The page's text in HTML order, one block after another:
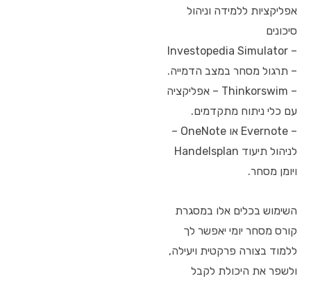
אפליקציות ללמידה וניהול
סיכונים
– Investopedia Simulator
– תרגול מסחר במצב הדמייה.
– Thinkorswim – אפליקציה
עם כלי ניתוח מתקדמים.
– Evernote או OneNote –
לניהול תיעוד Handelsplan
ויומן מסחר.
השימוש בכלים אלו במסגרת
קורס מסחר יומי יאפשר לך
ללמוד בצורה פרקטית ויעילה,
ולשפר את היכולת לקבל